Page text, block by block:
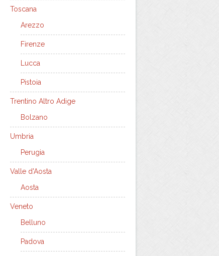
Toscana
Arezzo
Firenze
Lucca
Pistoia
Trentino Altro Adige
Bolzano
Umbria
Perugia
Valle d'Aosta
Aosta
Veneto
Belluno
Padova